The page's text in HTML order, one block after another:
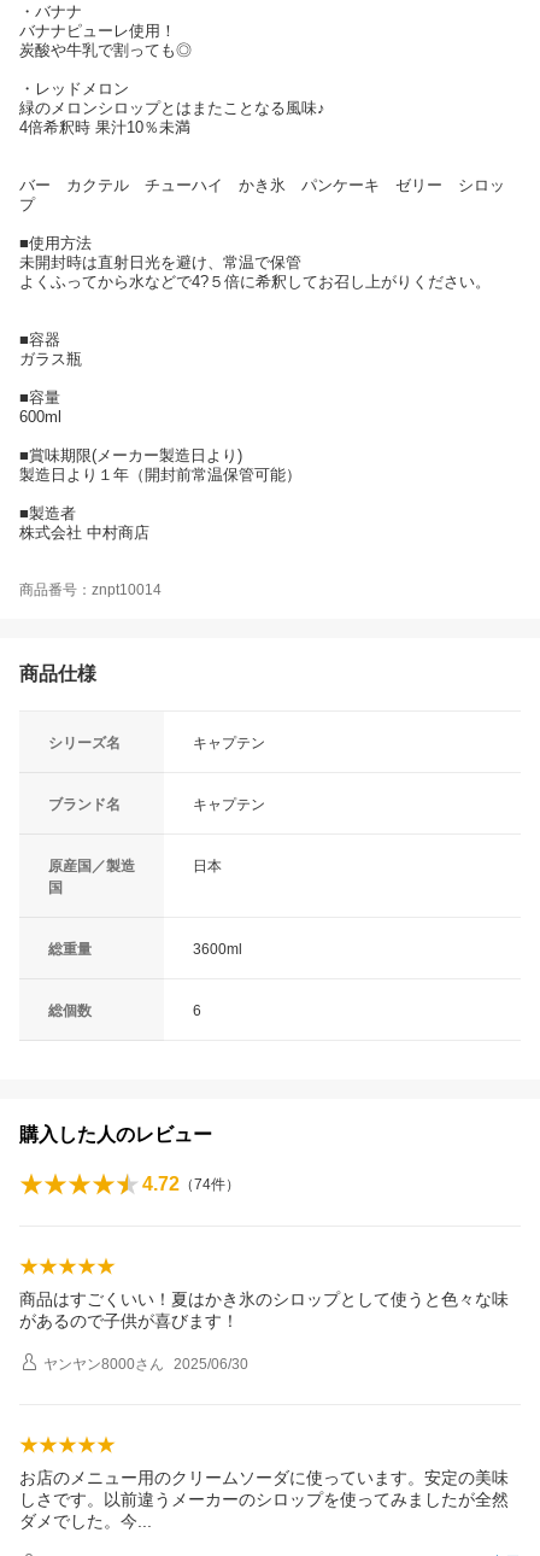
・バナナ
バナナピューレ使用！
炭酸や牛乳で割っても◎
・レッドメロン
緑のメロンシロップとはまたことなる風味♪
4倍希釈時 果汁10％未満
バー カクテル チューハイ かき氷 パンケーキ ゼリー シロッ
プ
■使用方法
未開封時は直射日光を避け、常温で保管
よくふってから水などで4?５倍に希釈してお召し上がりください。
■容器
ガラス瓶
■容量
600ml
■賞味期限(メーカー製造日より)
製造日より１年（開封前常温保管可能）
■製造者
株式会社 中村商店
商品番号：znpt10014
商品仕様
シリーズ名 キャプテン
ブランド名 キャプテン
原産国／製造
国
日本
総重量 3600ml
総個数 6
購入した人のレビュー
4.72 （74件）
商品はすごくいい！夏はかき氷のシロップとして使うと色々な味
があるので子供が喜びます！
ヤンヤン8000さん 2025/06/30
お店のメニュー用のクリームソーダに使っています。安定の美味
しさです。以前違うメーカーのシロップを使ってみましたが全然
ダメでした。 今